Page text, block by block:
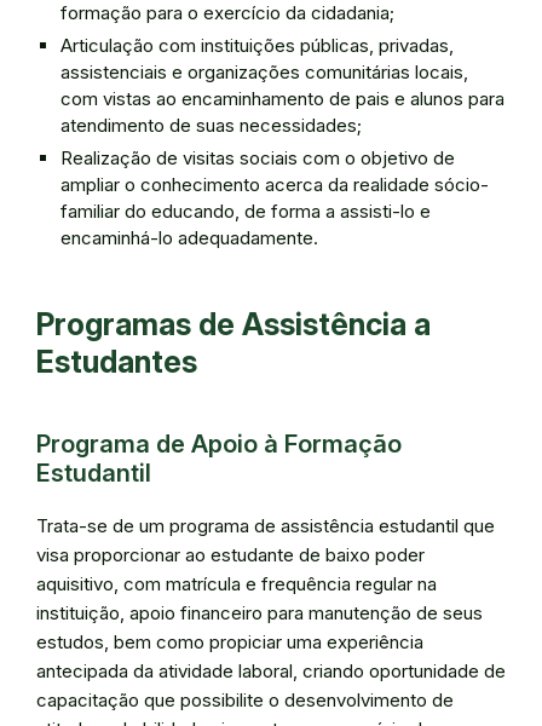
formação para o exercício da cidadania;
Articulação com instituições públicas, privadas,
assistenciais e organizações comunitárias locais,
com vistas ao encaminhamento de pais e alunos para
atendimento de suas necessidades;
Realização de visitas sociais com o objetivo de
ampliar o conhecimento acerca da realidade sócio-
familiar do educando, de forma a assisti-lo e
encaminhá-lo adequadamente.
Programas de Assistência a
Estudantes
Programa de Apoio à Formação
Estudantil
Trata-se de um programa de assistência estudantil que
visa proporcionar ao estudante de baixo poder
aquisitivo, com matrícula e frequência regular na
instituição, apoio financeiro para manutenção de seus
estudos, bem como propiciar uma experiência
antecipada da atividade laboral, criando oportunidade de
capacitação que possibilite o desenvolvimento de